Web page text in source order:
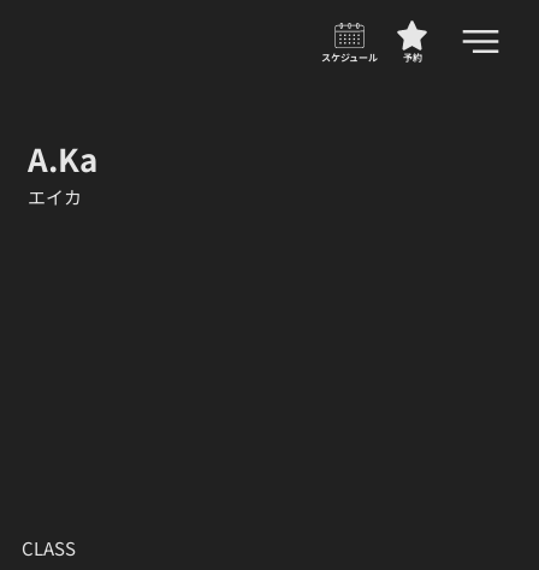
予約
スケジュール
A.Ka
エイカ
CLASS